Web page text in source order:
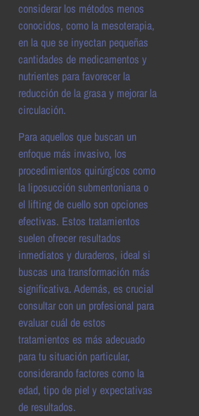
considerar los métodos menos
conocidos, como la mesoterapia,
en la que se inyectan pequeñas
cantidades de medicamentos y
nutrientes para favorecer la
reducción de la grasa y mejorar la
circulación.
Para aquellos que buscan un
enfoque más invasivo, los
procedimientos quirúrgicos como
la liposucción submentoniana o
el lifting de cuello son opciones
efectivas. Estos tratamientos
suelen ofrecer resultados
inmediatos y duraderos, ideal si
buscas una transformación más
significativa. Además, es crucial
consultar con un profesional para
evaluar cuál de estos
tratamientos es más adecuado
para tu situación particular,
considerando factores como la
edad, tipo de piel y expectativas
de resultados.